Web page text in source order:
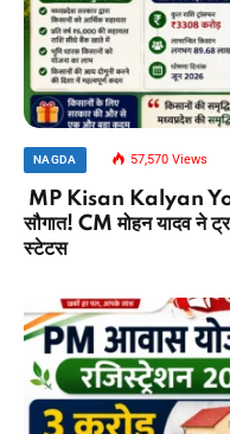
NAGDA 57,570 Views
MP Kisan Kalyan
सौगात! CM मोहन यादव ने
स्टेटस